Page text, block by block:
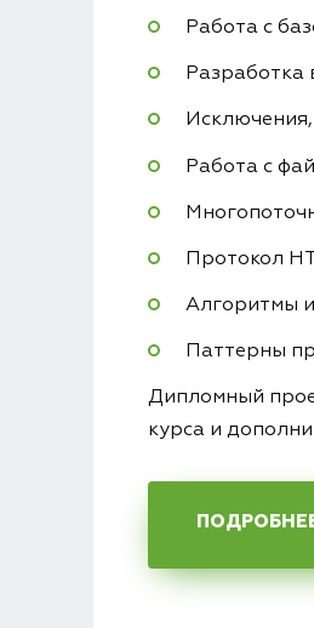
Работа с
Разработка
Работа с
Протокол
Алгоритмы
Паттерны
Дипломный
курса и